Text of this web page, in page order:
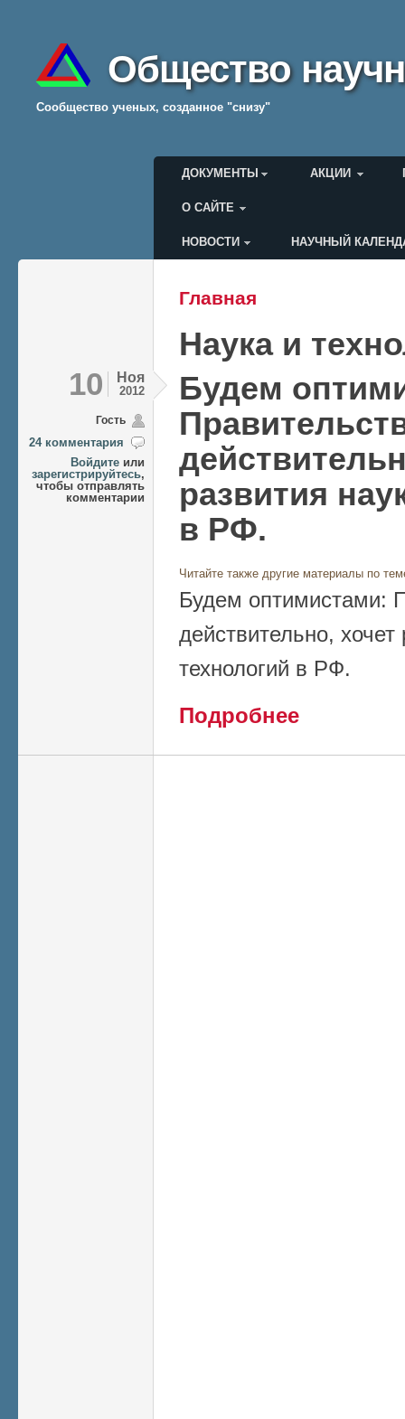
Общество
Cообщество ученых, созданное "снизу"
Главное меню
ДОКУМЕНТЫ АКЦИИ
О САЙТЕ
Меню пользователя
НОВОСТИ НАУЧНЫЙ
Вы здесь
Главная
Наука и
10 Ноя
2012
Гость
24 комментария
Войдите или
зарегистрируйтесь,
чтобы отправлять
комментарии
Будем
развития
в РФ.
Читайте также другие материалы по
Будем оптимистами:
действительно, хочет
технологий в РФ.
Подробнее